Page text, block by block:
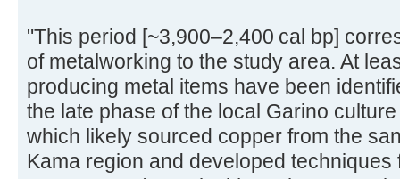
"This period [~3,900–2,400 cal bp]
of metalworking to the study area. At
producing metal items have been
the late phase of the local Garino
which likely sourced copper from the
Kama region and developed